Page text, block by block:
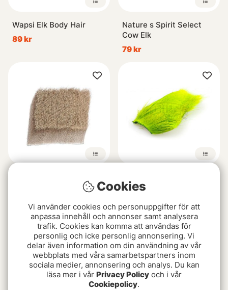
Wapsi Elk Body Hair
89 kr
Nature s Spirit Select
Cow Elk
79 kr
99 kr
99 kr
Slutsåld
Cookies
Vi använder cookies och personuppgifter för att
anpassa innehåll och annonser samt analysera
trafik. Cookies kan komma att användas för
personlig och icke personlig annonsering. Vi
delar även information om din användning av vår
webbplats med våra samarbetspartners inom
sociala medier, annonsering och analys. Du kan
läsa mer i vår Privacy Policy och i vår
Cookiepolicy.